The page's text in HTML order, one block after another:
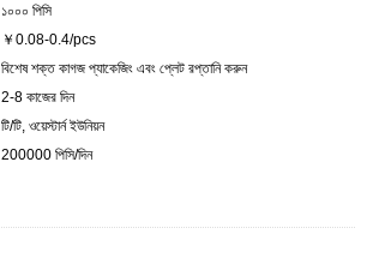
১০০০ পিসি
￥0.08-0.4/pcs
বিশেষ শক্ত কাগজ প্যাকেজিং এবং প্লেট রপ্তানি করুন
2-8 কাজের দিন
টি/টি, ওয়েস্টার্ন ইউনিয়ন
200000 পিসি/দিন